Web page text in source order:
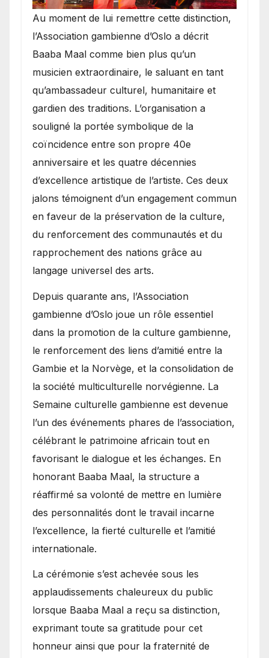
​Au moment de lui remettre cette distinction,
l’Association gambienne d’Oslo a décrit
Baaba Maal comme bien plus qu’un
musicien extraordinaire, le saluant en tant
qu’ambassadeur culturel, humanitaire et
gardien des traditions. L’organisation a
souligné la portée symbolique de la
coïncidence entre son propre 40e
anniversaire et les quatre décennies
d’excellence artistique de l’artiste. Ces deux
jalons témoignent d’un engagement commun
en faveur de la préservation de la culture,
du renforcement des communautés et du
rapprochement des nations grâce au
langage universel des arts.
​Depuis quarante ans, l’Association
gambienne d’Oslo joue un rôle essentiel
dans la promotion de la culture gambienne,
le renforcement des liens d’amitié entre la
Gambie et la Norvège, et la consolidation de
la société multiculturelle norvégienne. La
Semaine culturelle gambienne est devenue
l’un des événements phares de l’association,
célébrant le patrimoine africain tout en
favorisant le dialogue et les échanges. En
honorant Baaba Maal, la structure a
réaffirmé sa volonté de mettre en lumière
des personnalités dont le travail incarne
l’excellence, la fierté culturelle et l’amitié
internationale.
​La cérémonie s’est achevée sous les
applaudissements chaleureux du public
lorsque Baaba Maal a reçu sa distinction,
exprimant toute sa gratitude pour cet
honneur ainsi que pour la fraternité de